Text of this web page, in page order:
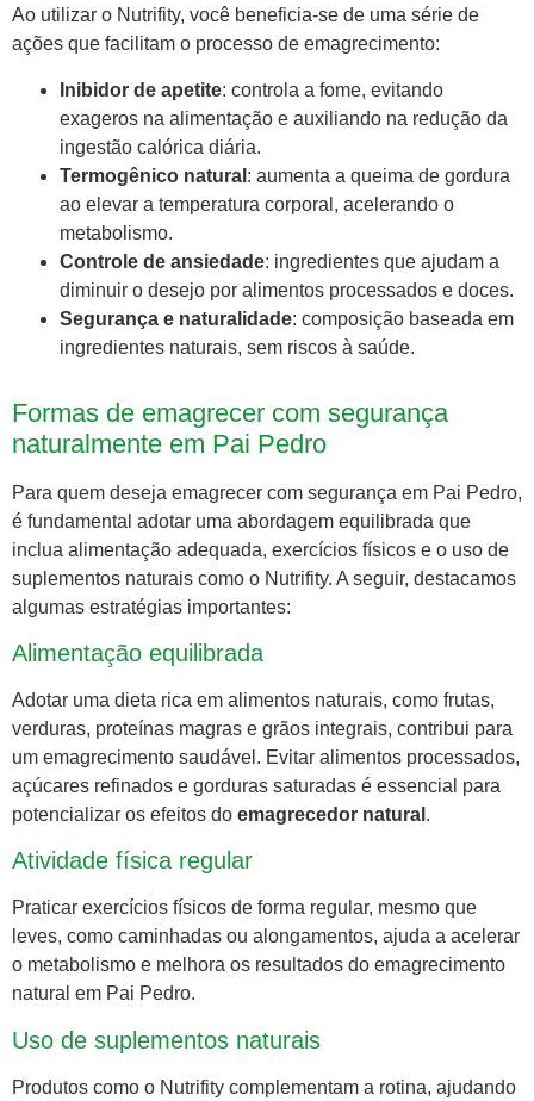
Ao utilizar o Nutrifity, você beneficia-se de uma série de
ações que facilitam o processo de emagrecimento:
Inibidor de apetite: controla a fome, evitando
exageros na alimentação e auxiliando na redução da
ingestão calórica diária.
Termogênico natural : aumenta a queima de gordura
ao elevar a temperatura corporal, acelerando o
metabolismo.
Controle de ansiedade: ingredientes que ajudam a
diminuir o desejo por alimentos processados e doces.
Segurança e naturalidade: composição baseada em
ingredientes naturais, sem riscos à saúde.
Formas de emagrecer com segurança
naturalmente em Pai Pedro
Para quem deseja emagrecer com segurança em Pai Pedro,
é fundamental adotar uma abordagem equilibrada que
inclua alimentação adequada, exercícios físicos e o uso de
suplementos naturais como o Nutrifity. A seguir, destacamos
algumas estratégias importantes:
Alimentação equilibrada
Adotar uma dieta rica em alimentos naturais, como frutas,
verduras, proteínas magras e grãos integrais, contribui para
um emagrecimento saudável. Evitar alimentos processados,
açúcares refinados e gorduras saturadas é essencial para
potencializar os efeitos do emagrecedor natural .
Atividade física regular
Praticar exercícios físicos de forma regular, mesmo que
leves, como caminhadas ou alongamentos, ajuda a acelerar
o metabolismo e melhora os resultados do emagrecimento
natural em Pai Pedro.
Uso de suplementos naturais
Produtos como o Nutrifity complementam a rotina, ajudando